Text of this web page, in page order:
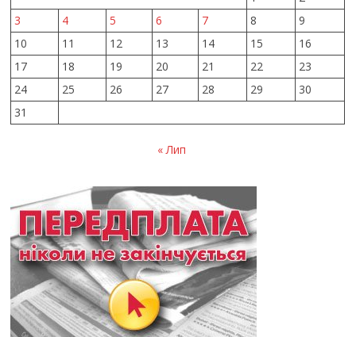
3
4 5 6 7 8
9
10
11 12 13 14 15
16
17
18 19 20 21 22
23
24
25 26 27 28 29
30
31
« Лип